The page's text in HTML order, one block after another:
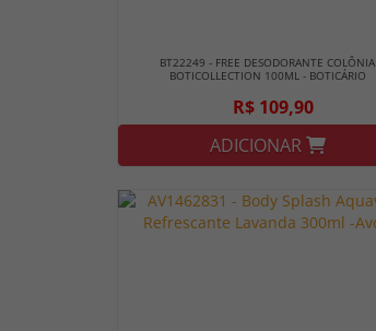
BT22249 - FREE DESODORANTE COLÔNIA
BOTICOLLECTION 100ML - BOTICÁRIO
R$ 109,90
ADICIONAR